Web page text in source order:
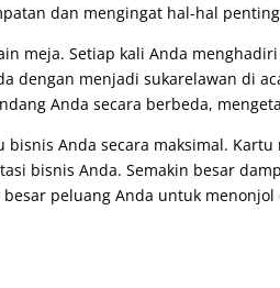
dan mengingat hal-hal
meja. Setiap kali Anda
dengan menjadi sukarelawan di
Anda secara berbeda,
bisnis Anda secara maksimal.
bisnis Anda. Semakin besar
besar peluang Anda untuk